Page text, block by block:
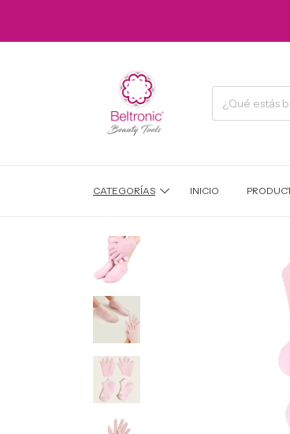
CATEGORÍAS INICIO